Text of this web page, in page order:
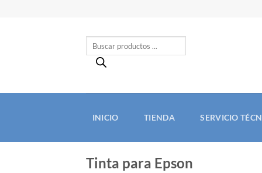
productos
INICIO TIENDA SERVICIO
Tinta para Epson